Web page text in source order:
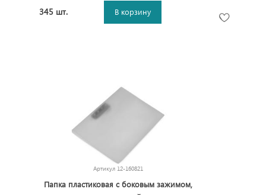
345 шт. В корзину
Артикул 12-160821
Папка пластиковая с боковым зажимом,